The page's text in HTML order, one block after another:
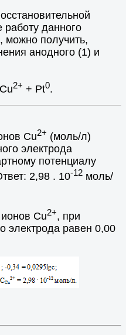
работу данного
можно получить,
анодного (1) и
2+ + Pt0.
Сu2+ (моль/л)
электрода
потенциалу
2,98 . 10-12 моль/
Cu2+, при
электрода равен 0,00